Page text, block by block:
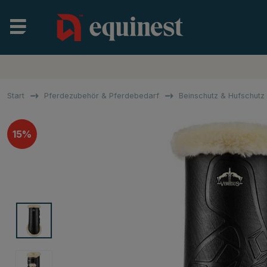
Start Pferdezubehör & Pferdebedarf Beinschutz & Hufschutz
15%